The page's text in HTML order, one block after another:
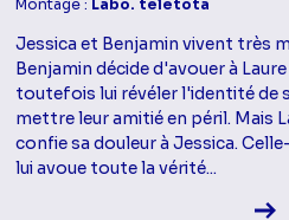
Montage : Labo. teletota
Jessica et Benjamin vivent très
Benjamin décide d'avouer à
toutefois lui révéler l'identité de
mettre leur amitié en péril. Mais
confie sa douleur à Jessica.
lui avoue toute la vérité...